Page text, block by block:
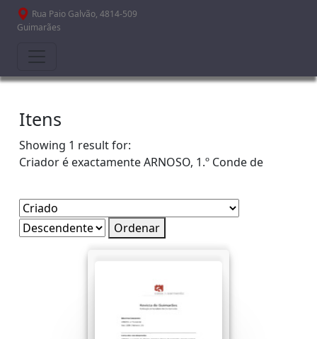
Passar para o conteúdo principal
Rua Paio Galvão, 4814-509
Guimarães
Itens
Showing 1 result for:
Criador é exactamenteARNOSO, 1.º Conde de
Ordenar